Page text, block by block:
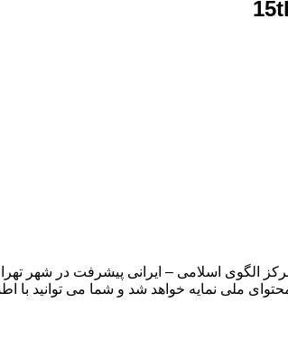
ملی پیشگامان پیشرفت در تاریخ ۲۵ اردیبهشت ۱۴۰۳ توسط ،مرکز
ملی نمایه خواهد شد و شما می توانید با